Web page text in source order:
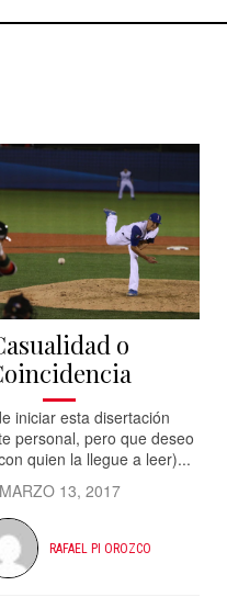
o
iniciar esta disertación
personal, pero que deseo
quien la llegue a leer)...
MARZO 13, 2017
RAFAEL PI OROZCO